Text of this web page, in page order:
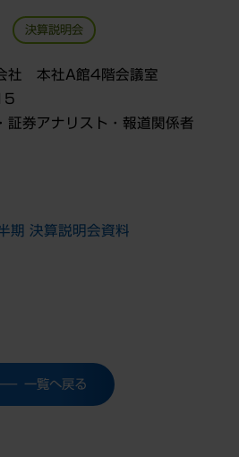
決算説明会
社 本社A館4階会議室
証券アナリスト・報道関係者
決算説明会資料
一覧へ戻る